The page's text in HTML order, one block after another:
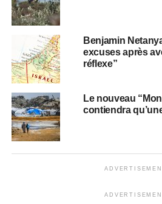
Benjamin
excuses après
réflexe”
Le nouveau
contiendra